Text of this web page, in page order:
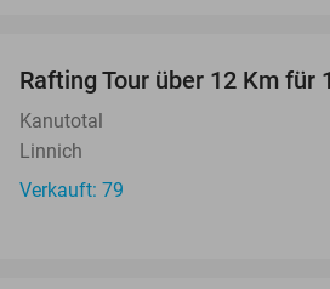
Rafting Tour über 12 Km für
Kanutotal
Linnich
Verkauft: 79